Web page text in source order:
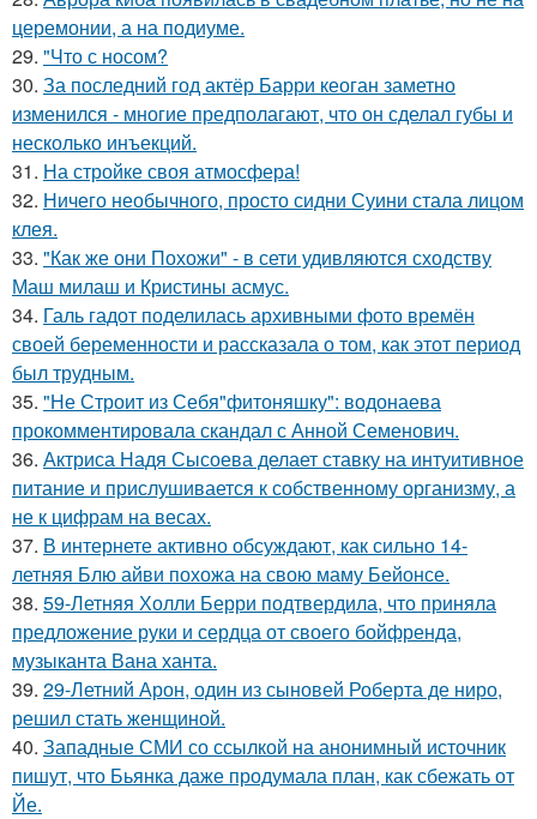
церемонии, а на подиуме.
29. "Что с носом?
30. За последний год актёр Барри кеоган заметно
изменился - многие предполагают, что он сделал губы и
несколько инъекций.
31. На стройке своя атмосфера!
32. Ничего необычного, просто сидни Суини стала лицом
клея.
33. "Как же они Похожи" - в сети удивляются сходству
Маш милаш и Кристины асмус.
34. Галь гадот поделилась архивными фото времён
своей беременности и рассказала о том, как этот период
был трудным.
35. "Не Строит из Себя"фитоняшку": водонаева
прокомментировала скандал с Анной Семенович.
36. Актриса Надя Сысоева делает ставку на интуитивное
питание и прислушивается к собственному организму, а
не к цифрам на весах.
37. В интернете активно обсуждают, как сильно 14-
летняя Блю айви похожа на свою маму Бейонсе.
38. 59-Летняя Холли Берри подтвердила, что приняла
предложение руки и сердца от своего бойфренда,
музыканта Вана ханта.
39. 29-Летний Арон, один из сыновей Роберта де ниро,
решил стать женщиной.
40. Западные СМИ со ссылкой на анонимный источник
пишут, что Бьянка даже продумала план, как сбежать от
Йе.